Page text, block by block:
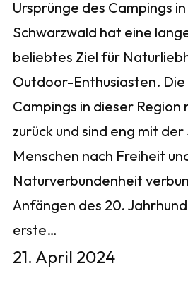
Ursprünge des Campings
Schwarzwald hat eine
beliebtes Ziel für
Outdoor-Enthusiasten. Die
Campings in dieser Region
zurück und sind eng mit
Menschen nach Freiheit
Naturverbundenheit
Anfängen des 20.
erste…
21. April 2024